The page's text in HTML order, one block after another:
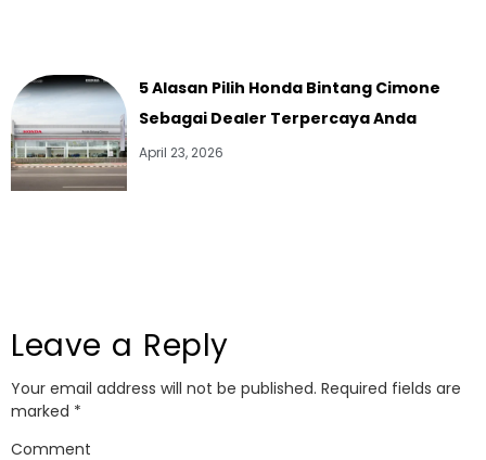
5 Alasan Pilih Honda Bintang Cimone
Sebagai Dealer Terpercaya Anda
April 23, 2026
Leave a Reply
Your email address will not be published. Required fields are
marked *
Comment